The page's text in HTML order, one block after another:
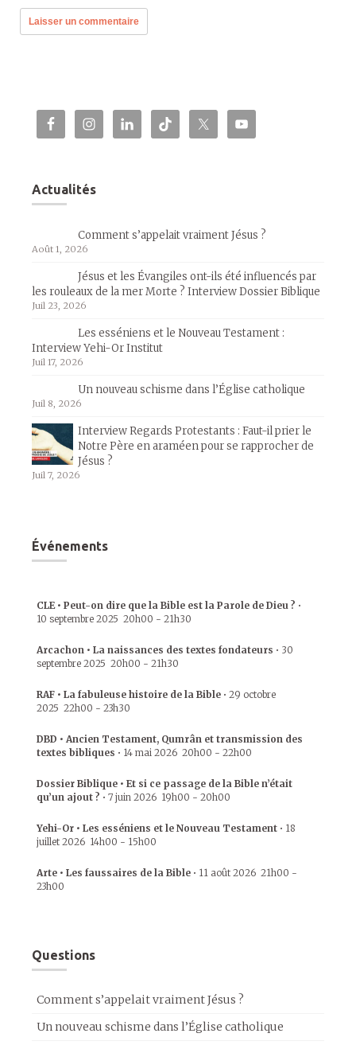
Actualités
Comment s’appelait vraiment Jésus ?
Août 1, 2026
Jésus et les Évangiles ont-ils été influencés par
les rouleaux de la mer Morte ? Interview Dossier Biblique
Juil 23, 2026
Les esséniens et le Nouveau Testament :
Interview Yehi-Or Institut
Juil 17, 2026
Un nouveau schisme dans l’Église catholique
Juil 8, 2026
Interview Regards Protestants : Faut-il prier le
Notre Père en araméen pour se rapprocher de
Jésus ?
Juil 7, 2026
Événements
CLE • Peut-on dire que la Bible est la Parole de Dieu ? •
10 septembre 2025 20h00 - 21h30
Arcachon • La naissances des textes fondateurs • 30
septembre 2025 20h00 - 21h30
RAF • La fabuleuse histoire de la Bible • 29 octobre
2025 22h00 - 23h30
DBD • Ancien Testament, Qumrân et transmission des
textes bibliques • 14 mai 2026 20h00 - 22h00
Dossier Biblique • Et si ce passage de la Bible n’était
qu’un ajout ? • 7 juin 2026 19h00 - 20h00
Yehi-Or • Les esséniens et le Nouveau Testament • 18
juillet 2026 14h00 - 15h00
Arte • Les faussaires de la Bible • 11 août 2026 21h00 -
23h00
Questions
Comment s’appelait vraiment Jésus ?
Un nouveau schisme dans l’Église catholique